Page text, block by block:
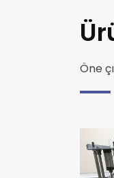
Öne